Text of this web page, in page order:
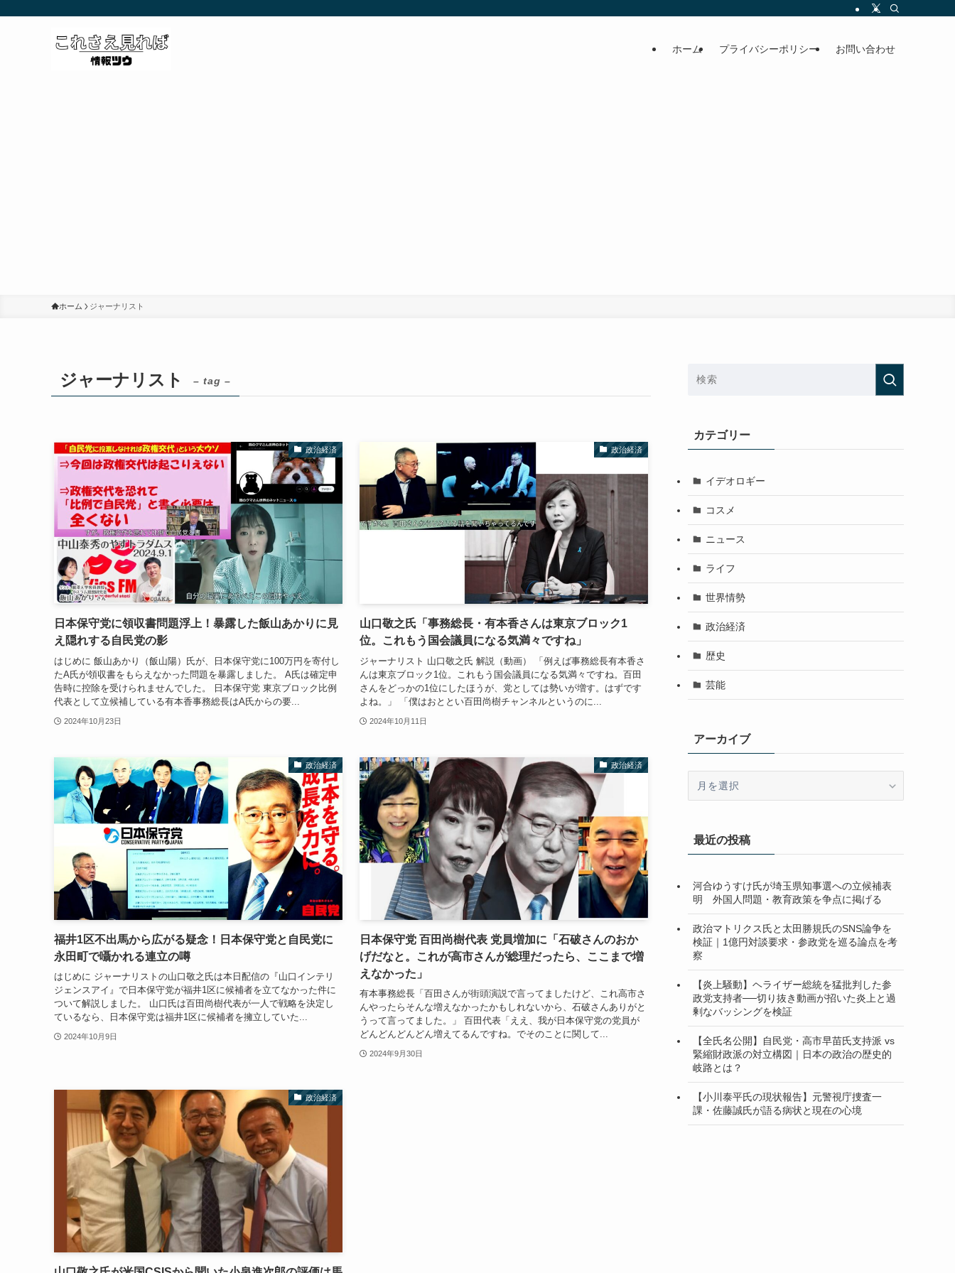
ホーム プライバシーポリシー お問い合わせ
ホーム ジャーナリスト
ジャーナリスト – tag –
政治経済
日本保守党に領収書問題浮上！暴露した飯山あかりに見
え隠れする自民党の影
はじめに 飯山あかり（飯山陽）氏が、日本保守党に100万円を寄付し
たA氏が領収書をもらえなかった問題を暴露しました。 A氏は確定申
告時に控除を受けられませんでした。 日本保守党 東京ブロック比例
代表として立候補している有本香事務総長はA氏からの要...
2024年10月23日
政治経済
山口敬之氏「事務総長・有本香さんは東京ブロック1
位。これもう国会議員になる気満々ですね」
ジャーナリスト 山口敬之氏 解説（動画） 「例えば事務総長有本香さ
んは東京ブロック1位。これもう国会議員になる気満々ですね。百田
さんをどっかの1位にしたほうが、党としては勢いが増す。はずです
よね。」 「僕はおととい百田尚樹チャンネルというのに...
2024年10月11日
政治経済
福井1区不出馬から広がる疑念！日本保守党と自民党に
永田町で囁かれる連立の噂
はじめに ジャーナリストの山口敬之氏は本日配信の『山口インテリ
ジェンスアイ』で日本保守党が福井1区に候補者を立てなかった件に
ついて解説しました。 山口氏は百田尚樹代表が一人で戦略を決定し
ているなら、日本保守党は福井1区に候補者を擁立していた...
2024年10月9日
政治経済
日本保守党 百田尚樹代表 党員増加に「石破さんのおか
げだなと。これが高市さんが総理だったら、ここまで増
えなかった」
有本事務総長「百田さんが街頭演説で言ってましたけど、これ高市さ
んやったらそんな増えなかったかもしれないから、石破さんありがと
うって言ってました。」 百田代表「ええ、我が日本保守党の党員が
どんどんどんどん増えてるんですね。でそのことに関して...
2024年9月30日
政治経済
カテゴリー
イデオロギー
コスメ
ニュース
ライフ
世界情勢
政治経済
歴史
芸能
アーカイブ
ブ最近の投稿
河合ゆうすけ氏が埼玉県知事選への立候補表
明 外国人問題・教育政策を争点に掲げる
政治マトリクス氏と太田勝規氏のSNS論争を
検証｜1億円対談要求・参政党を巡る論点を考
察
【炎上騒動】ヘライザー総統を猛批判した参
政党支持者──切り抜き動画が招いた炎上と過
剰なバッシングを検証
【全氏名公開】自民党・高市早苗氏支持派 vs
緊縮財政派の対立構図｜日本の政治の歴史的
岐路とは？
【小川泰平氏の現状報告】元警視庁捜査一
課・佐藤誠氏が語る病状と現在の心境